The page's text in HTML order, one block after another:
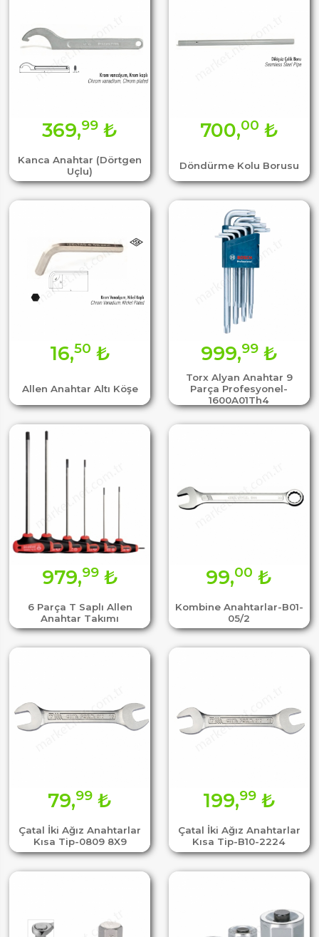
Kanca Anahtar (Dörtgen
Uçlu)
369,99 ₺
Döndürme Kolu Borusu
700,00 ₺
Allen Anahtar Altı Köşe
16,50 ₺
Torx Alyan Anahtar 9
Parça Profesyonel-
1600A01Th4
999,99₺
6 Parça T Saplı Allen
Anahtar Takımı
979,99₺
Kombine Anahtarlar-B01-
05/2
99,00 ₺
Çatal İki Ağız Anahtarlar
Kısa Tip-0809 8X9
79,99 ₺
Çatal İki Ağız Anahtarlar
Kısa Tip-B10-2224
199,99₺